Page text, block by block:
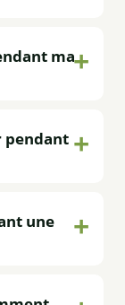
ma
pendant
une